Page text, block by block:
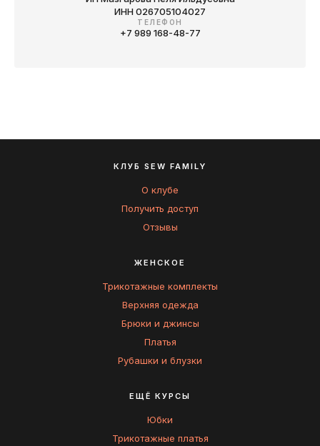
ИНН 026705104027
ТЕЛЕФОН
+7 989 168-48-77
КЛУБ SEW FAMILY
О клубе
Получить доступ
Отзывы
ЖЕНСКОЕ
Трикотажные комплекты
Верхняя одежда
Брюки и джинсы
Платья
Рубашки и блузки
ЕЩЁ КУРСЫ
Юбки
Трикотажные платья